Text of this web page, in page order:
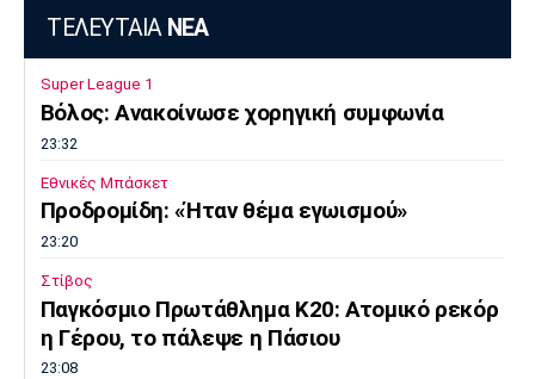
ΤΕΛΕΥΤΑΙΑ ΝΕΑ
Super League 1
Βόλος: Ανακοίνωσε χορηγική συμφωνία
23:32
Εθνικές Μπάσκετ
Προδρομίδη: «Ήταν θέμα εγωισμού»
23:20
Στίβος
Παγκόσμιο Πρωτάθλημα Κ20: Ατομικό ρεκόρ
η Γέρου, το πάλεψε η Πάσιου
23:08